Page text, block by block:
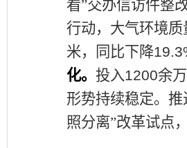
看”交办信访件整
行动，大气环境质
米，同比下降
化。 投入1200余
形势持续稳定。
照分离”改革试点